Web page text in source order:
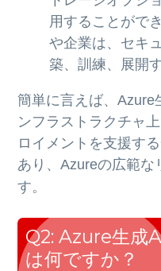
用することがで
や企業は、セキ
築、訓練、展開
簡単に言えば、Azure
ンフラストラクチャ
ロイメントを支援す
あり、Azureの広範な
す。
Q2: Azure生成
は何ですか？